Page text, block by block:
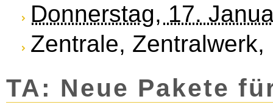
Donnerstag, 17.
Zentrale,
TA: Neue Pakete